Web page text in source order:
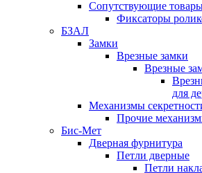
Сопутствующие
Фиксаторы
БЗАЛ
Замки
Врезные замки
Врезные
для
Механизмы
Прочие
Бис-Мет
Дверная фурнитура
Петли дверные
Петли